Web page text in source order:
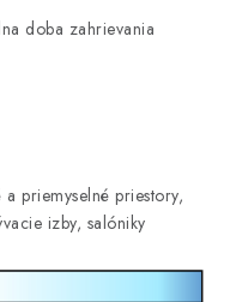
doba zahrievania
priemyselné priestory,
izby, salóniky